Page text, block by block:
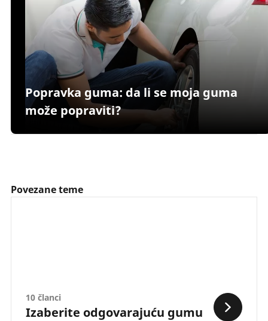
Popravka guma: da li se moja guma
može popraviti?
Povezane teme
10 članci
Izaberite odgovarajuću gumu